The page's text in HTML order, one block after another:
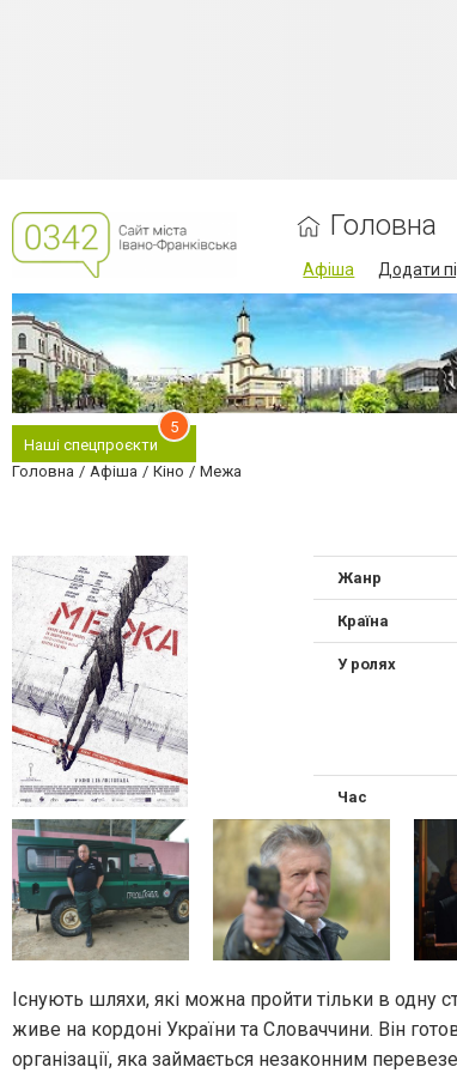
Головна
Афіша Додати
Наші спецпроєкти
5
Головна Афіша Кіно Межа
Жанр
Країна
У ролях
Час
Існують шляхи, які можна пройти тільки в одну
живе на кордоні України та Словаччини. Він
організації, яка займається незаконним